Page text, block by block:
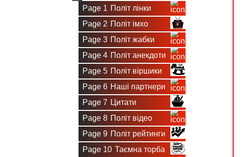
Toggle
navigation
Page 1 Політ лінки
Page 2 Політ імхо
Page 3 Політ жабки
Page 4 Політ анекдоти
Page 5 Політ віршики
Page 6 Наші партнери
Page 7 Цитати
Page 8 Політ відео
Page 9 Політ рейтинги
Page 10 Таємна торба